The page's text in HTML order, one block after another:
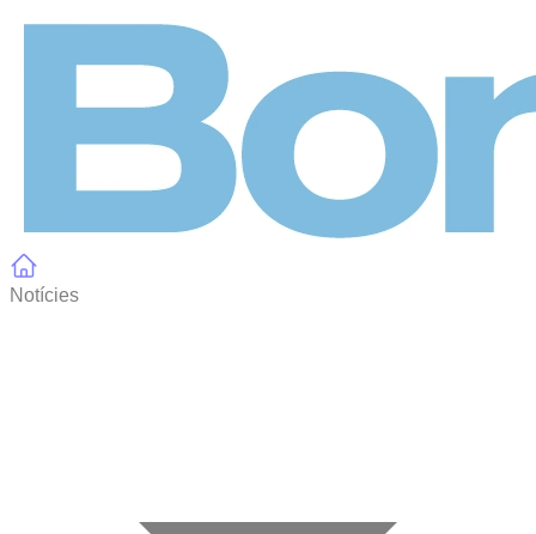
Notícies